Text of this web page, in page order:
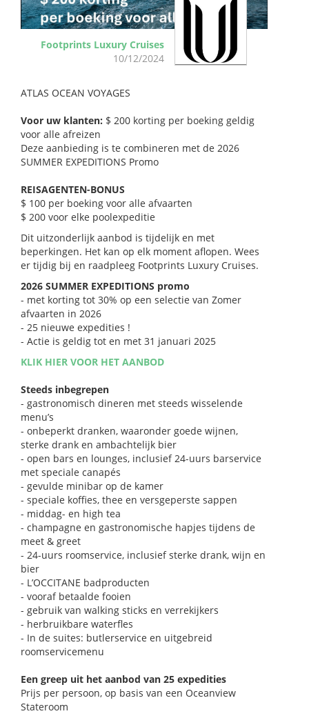
Footprints Luxury Cruises
10/12/2024
ATLAS OCEAN VOYAGES
Voor uw klanten: $ 200 korting per boeking geldig
voor alle afreizen
Deze aanbieding is te combineren met de 2026
SUMMER EXPEDITIONS Promo
REISAGENTEN-BONUS
$ 100 per boeking voor alle afvaarten
$ 200 voor elke poolexpeditie
Dit uitzonderlijk aanbod is tijdelijk en met
beperkingen. Het kan op elk moment aflopen. Wees
er tijdig bij en raadpleeg Footprints Luxury Cruises.
2026 SUMMER EXPEDITIONS promo
- met korting tot 30% op een selectie van Zomer
afvaarten in 2026
- 25 nieuwe expedities !
- Actie is geldig tot en met 31 januari 2025
KLIK HIER VOOR HET AANBOD
Steeds inbegrepen
- gastronomisch dineren met steeds wisselende
menu’s
- onbeperkt dranken, waaronder goede wijnen,
sterke drank en ambachtelijk bier
- open bars en lounges, inclusief 24-uurs barservice
met speciale canapés
- gevulde minibar op de kamer
- speciale koffies, thee en versgeperste sappen
- middag- en high tea
- champagne en gastronomische hapjes tijdens de
meet & greet
- 24-uurs roomservice, inclusief sterke drank, wijn en
bier
- L’OCCITANE badproducten
- vooraf betaalde fooien
- gebruik van walking sticks en verrekijkers
- herbruikbare waterfles
- In de suites: butlerservice en uitgebreid
roomservicemenu
Een greep uit het aanbod van 25 expedities
Prijs per persoon, op basis van een Oceanview
Stateroom